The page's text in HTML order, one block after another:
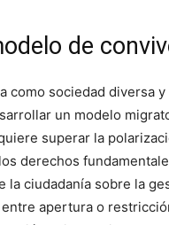
de
como sociedad diversa
un modelo
superar la
derechos
la ciudadanía sobre la
apertura o